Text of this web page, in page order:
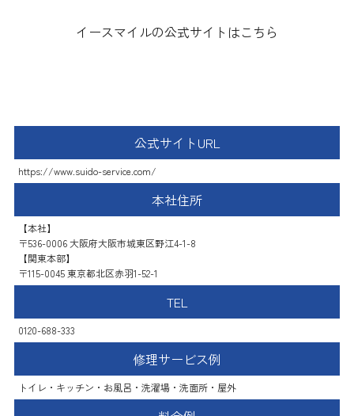
イースマイルの公式サイトはこちら
公式サイトURL
https://www.suido-service.com/
本社住所
【本社】
〒536-0006 大阪府大阪市城東区野江4-1-8
【関東本部】
〒115-0045 東京都北区赤羽1-52-1
TEL
0120-688-333
修理サービス例
トイレ・キッチン・お風呂・洗濯場・洗面所・屋外